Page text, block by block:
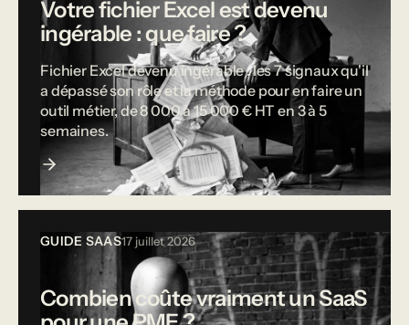
Votre fichier Excel est devenu
ingérable : que faire ?
Fichier Excel devenu ingérable : les 7 signaux qu'il
a dépassé son rôle et la méthode pour en faire un
outil métier, de 8 000 à 15 000 € HT en 3 à 5
semaines.
GUIDE SAAS17 juillet 2026
Combien coûte vraiment un SaaS